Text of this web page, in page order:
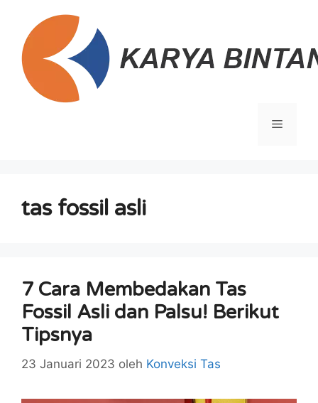
Menu
tas fossil asli
7 Cara Membedakan Tas
Fossil Asli dan Palsu! Berikut
Tipsnya
23 Januari 2023 oleh Konveksi Tas